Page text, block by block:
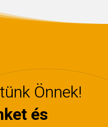
Önnek!
és